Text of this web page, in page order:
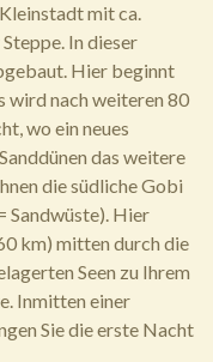
mit ca.
In dieser
Hier beginnt
wird nach weiteren 80
wo ein neues
das weitere
die südliche Gobi
Sandwüste). Hier
km) mitten durch die
Seen zu Ihrem
Inmitten einer
Sie die erste Nacht